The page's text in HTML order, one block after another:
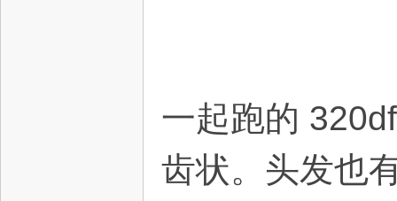
一起跑的
齿状。头发也